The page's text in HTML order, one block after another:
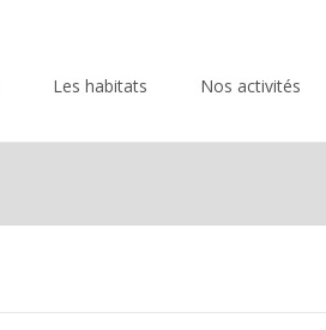
Les habitats Nos activités